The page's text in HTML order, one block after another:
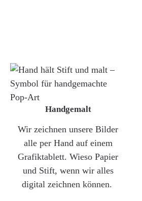
Handgemalt
Wir zeichnen unsere Bilder
alle per Hand auf einem
Grafiktablett. Wieso Papier
und Stift, wenn wir alles
digital zeichnen können.